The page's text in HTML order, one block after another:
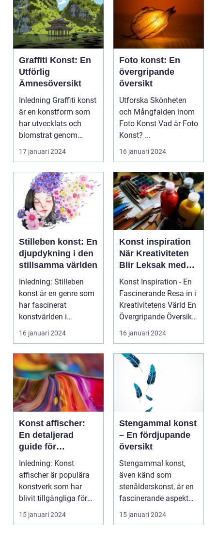
Graffiti Konst: En
Utförlig
Ämnesöversikt
Inledning Graffiti konst
är en konstform som
har utvecklats och
blomstrat genom
tiderna, och som fo...
17 januari 2024
Foto konst: En
övergripande
översikt
Utforska Skönheten
och Mångfalden inom
Foto Konst Vad är Foto
Konst? ...
16 januari 2024
Stilleben konst: En
djupdykning i den
stillsamma världen
Inledning: Stilleben
konst är en genre som
har fascinerat
konstvärlden i
århundraden. Med sitt
foku...
16 januari 2024
Konst inspiration
När Kreativiteten
Blir Leksak med
Färger och Former
Konst Inspiration - En
Fascinerande Resa in i
Kreativitetens Värld En
Övergripande Översikt
över K...
16 januari 2024
Konst affischer:
En detaljerad
guide för
konstälskare
Inledning: Konst
affischer är populära
konstverk som har
blivit tillgängliga för
privatpersoner att ...
15 januari 2024
Stengammal konst
– En fördjupande
översikt
Stengammal konst,
även känd som
stenålderskonst, är en
fascinerande aspekt
av mänsklighetens
histori...
15 januari 2024